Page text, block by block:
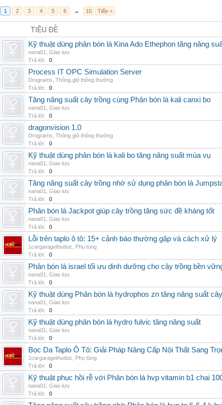
1 2 3 4 5 6 → 10 Tiếp >
TIÊU ĐỀ
Kỹ thuật dùng phân bón lá Kina Ado Ethephon tăng năng
nana01
Giao lưu
Trả lời:
0
Process IT OPC Simulation Server
Drograms Thông gió thông thường
Trả lời:
0
Tăng năng suất cây trồng cùng Phân bón lá kali canxi bo
nana01
Giao lưu
Trả lời:
0
dragonvision 1.0
Drograms Thông gió thông thường
Trả lời:
0
Kỹ thuật dùng phân bón lá kali bo tăng năng suất mùa vụ
nana01
Giao lưu
Trả lời:
0
Tăng năng suất cây trồng nhờ sử dụng phân bón lá
nana01
Giao lưu
Trả lời:
0
Phân bón lá Jackpot giúp cây trồng tăng sức đề kháng tốt
nana01
Giao lưu
Trả lời:
0
Lỗi trên taplo ô tô: 15+ cảnh báo thường gặp và cách xử lý
1cargaragethuduc
Phụ tùng
Trả lời:
0
Phân bón lá israel tối ưu dinh dưỡng cho cây trồng bền
nana01
Giao lưu
Trả lời:
0
Kỹ thuật dùng Phân bón lá hydrophos zn tăng năng suất cây
nana01
Giao lưu
Trả lời:
0
Kỹ thuật dùng phân bón lá hydro fulvic tăng năng suất
nana01
Giao lưu
Trả lời:
0
Bọc Da Taplo Ô Tô: Giải Pháp Nâng Cấp Nội Thất Sang
1cargaragethuduc
Phụ tùng
Trả lời:
0
Kỹ thuật phục hồi rễ với Phân bón lá hvp vitamin b1 chai
nana01
Giao lưu
Trả lời:
0